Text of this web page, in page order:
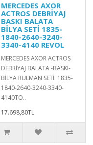
MERCEDES AXOR
ACTROS DEBRİYAJ
BASKI BALATA
BİLYA SETİ 1835-
1840-2640-3240-
3340-4140 REVOL
MERCEDES AXOR ACTROS
DEBRİYAJ BALATA -BASKI-
BİLYA RULMAN SETİ 1835-
1840-2640-3240-3340-
4140TO..
17.698,80TL